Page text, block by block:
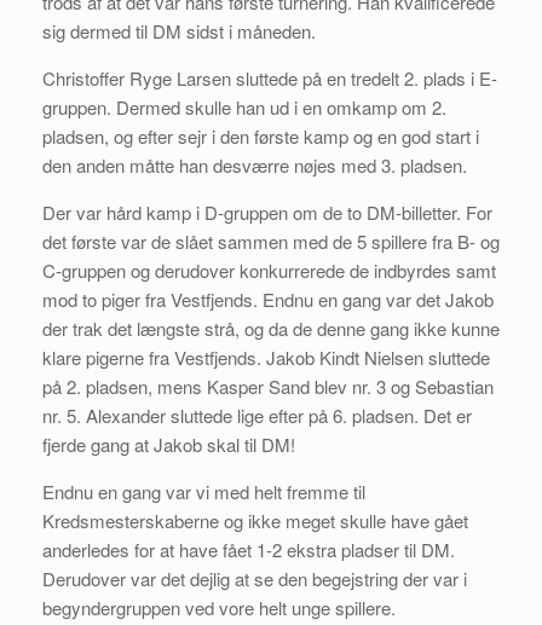
sig dermed til DM sidst i måneden.
Christoffer Ryge Larsen sluttede på en tredelt 2. plads i E-
gruppen. Dermed skulle han ud i en omkamp om 2.
pladsen, og efter sejr i den første kamp og en god start i
den anden måtte han desværre nøjes med 3. pladsen.
Der var hård kamp i D-gruppen om de to DM-billetter. For
det første var de slået sammen med de 5 spillere fra B- og
C-gruppen og derudover konkurrerede de indbyrdes samt
mod to piger fra Vestfjends. Endnu en gang var det Jakob
der trak det længste strå, og da de denne gang ikke kunne
klare pigerne fra Vestfjends. Jakob Kindt Nielsen sluttede
på 2. pladsen, mens Kasper Sand blev nr. 3 og Sebastian
nr. 5. Alexander sluttede lige efter på 6. pladsen. Det er
fjerde gang at Jakob skal til DM!
Endnu en gang var vi med helt fremme til
Kredsmesterskaberne og ikke meget skulle have gået
anderledes for at have fået 1-2 ekstra pladser til DM.
Derudover var det dejlig at se den begejstring der var i
begyndergruppen ved vore helt unge spillere.